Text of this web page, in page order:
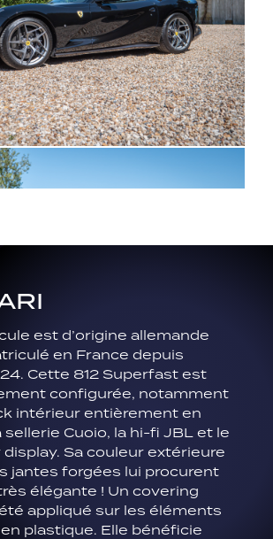
est d’origine allemande
en France depuis
Cette 812 Superfast est
configurée, notamment
intérieur entièrement en
sellerie Cuoio, la hi-fi JBL et le
Sa couleur extérieure
jantes forgées lui procurent
élégante ! Un covering
appliqué sur les éléments
plastique. Elle bénéficie